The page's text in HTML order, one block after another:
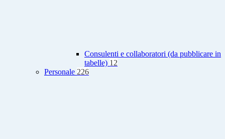
Consulenti e collaboratori (da pubblicare in
tabelle) 12
Personale 226